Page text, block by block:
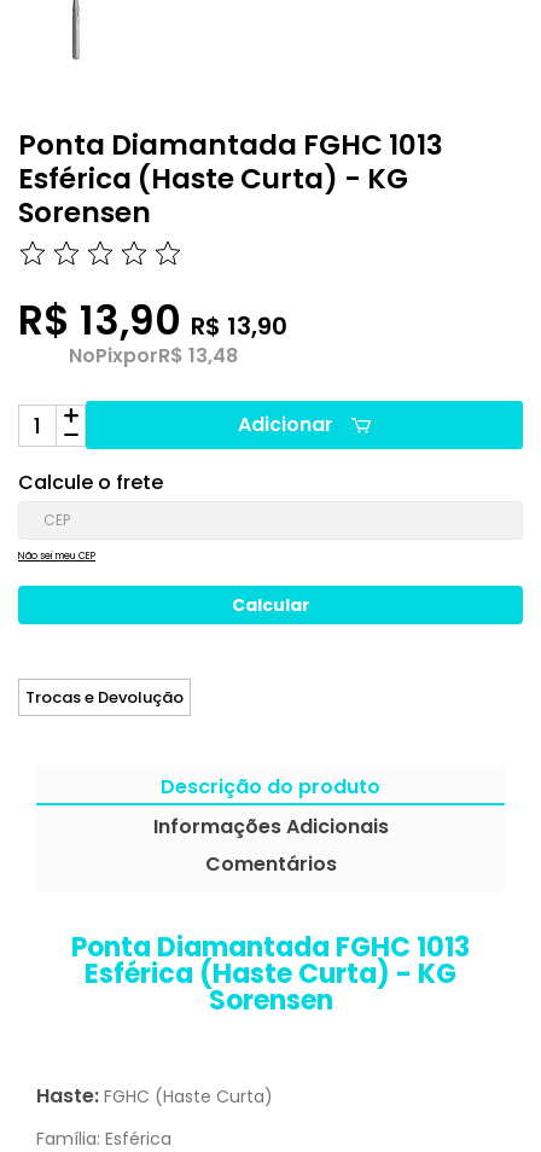
Ponta Diamantada FGHC 1013
Esférica (Haste Curta) - KG
Sorensen
R$ 13,90 R$ 13,90
NoPixporR$ 13,48
Adicionar
Calcule o frete
Não sei meu CEP
Trocas e Devolução
Descrição do produto
Informações Adicionais
Comentários
Ponta Diamantada FGHC 1013
Esférica (Haste Curta) - KG
Sorensen
Haste: FGHC (Haste Curta)
Família: Esférica